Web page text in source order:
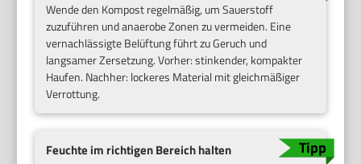
Wende den Kompost regelmäßig, um Sauerstoff
zuzuführen und anaerobe Zonen zu vermeiden. Eine
vernachlässigte Belüftung führt zu Geruch und
langsamer Zersetzung. Vorher: stinkender, kompakter
Haufen. Nachher: lockeres Material mit gleichmäßiger
Verrottung.
Feuchte im richtigen Bereich halten